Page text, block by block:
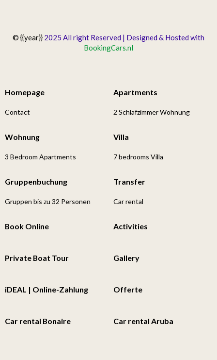
© {{year}} 2025 All right Reserved | Designed & Hosted with
BookingCars.nl
Homepage
Contact
Apartments
2 Schlafzimmer Wohnung
Wohnung
3 Bedroom Apartments
Villa
7 bedrooms Villa
Gruppenbuchung
Gruppen bis zu 32 Personen
Transfer
Car rental
Book Online Activities
Private Boat Tour Gallery
iDEAL | Online-Zahlung Offerte
Car rental Bonaire Car rental Aruba